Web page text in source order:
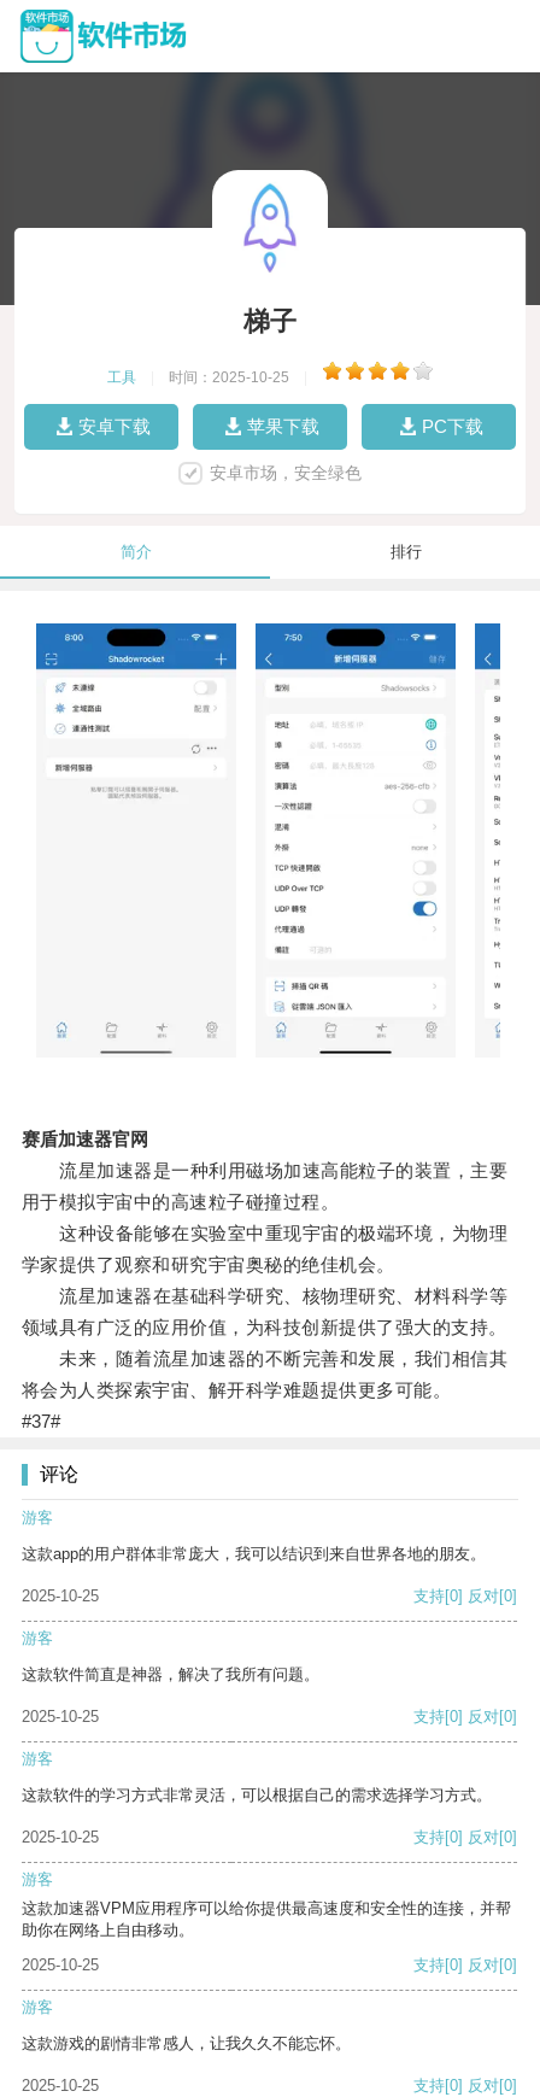
梯子
工具 时间：2025-10-25
安卓下载 苹果下载 PC下载
安卓市场，安全绿色
简介 排行
赛盾加速器官网
流星加速器是一种利用磁场加速高能粒子的装置，主要
用于模拟宇宙中的高速粒子碰撞过程。
这种设备能够在实验室中重现宇宙的极端环境，为物理
学家提供了观察和研究宇宙奥秘的绝佳机会。
流星加速器在基础科学研究、核物理研究、材料科学等
领域具有广泛的应用价值，为科技创新提供了强大的支持。
未来，随着流星加速器的不断完善和发展，我们相信其
将会为人类探索宇宙、解开科学难题提供更多可能。
#37#
评论
游客
这款app的用户群体非常庞大，我可以结识到来自世界各地的朋友。
2025-10-25 支持[0] 反对[0]
游客
这款软件简直是神器，解决了我所有问题。
2025-10-25 支持[0] 反对[0]
游客
这款软件的学习方式非常灵活，可以根据自己的需求选择学习方式。
2025-10-25 支持[0] 反对[0]
游客
这款加速器VPM应用程序可以给你提供最高速度和安全性的连接，并帮
助你在网络上自由移动。
2025-10-25
支持[0] 反对[0]
游客
这款游戏的剧情非常感人，让我久久不能忘怀。
2025-10-25 支持[0] 反对[0]